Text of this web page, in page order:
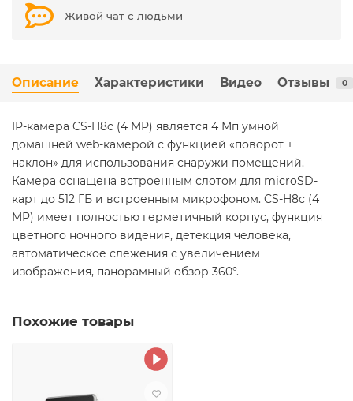
Живой чат с людьми
Описание Характеристики Видео Отзывы 0
IP-камера CS-H8c (4 MP) является 4 Мп умной
домашней web-камерой с функцией «поворот +
наклон» для использования снаружи помещений.
Камера оснащена встроенным слотом для microSD-
карт до 512 ГБ и встроенным микрофоном. CS-H8c (4
MP) имеет полностью герметичный корпус, функция
цветного ночного видения, детекция человека,
автоматическое слежения с увеличением
изображения, панорамный обзор 360°.
Похожие товары